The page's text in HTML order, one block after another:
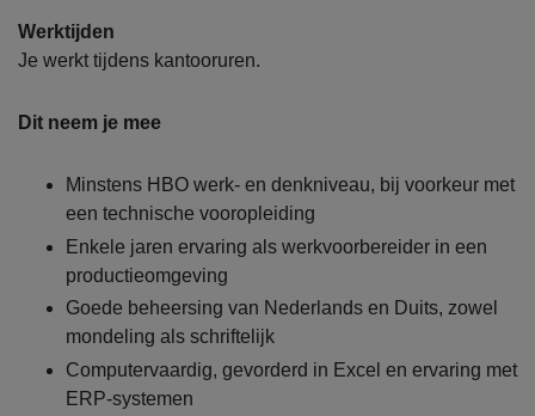
Werktijden
Je werkt tijdens kantooruren.
Dit neem je mee
Minstens HBO werk- en denkniveau, bij voorkeur met
een technische vooropleiding
Enkele jaren ervaring als werkvoorbereider in een
productieomgeving
Goede beheersing van Nederlands en Duits, zowel
mondeling als schriftelijk
Computervaardig, gevorderd in Excel en ervaring met
ERP-systemen